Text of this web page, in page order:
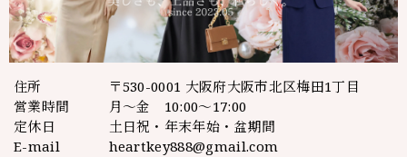
住所
〒530-0001 大阪府大阪市北区梅田1丁目
営業時間
月～金 10:00～17:00
定休日
土日祝・年末年始・盆期間
E-mail
heartkey888@gmail.com